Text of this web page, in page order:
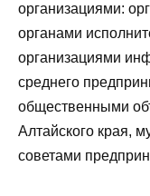
организациями:
органами
организациями
среднего
общественными
Алтайского края,
советами